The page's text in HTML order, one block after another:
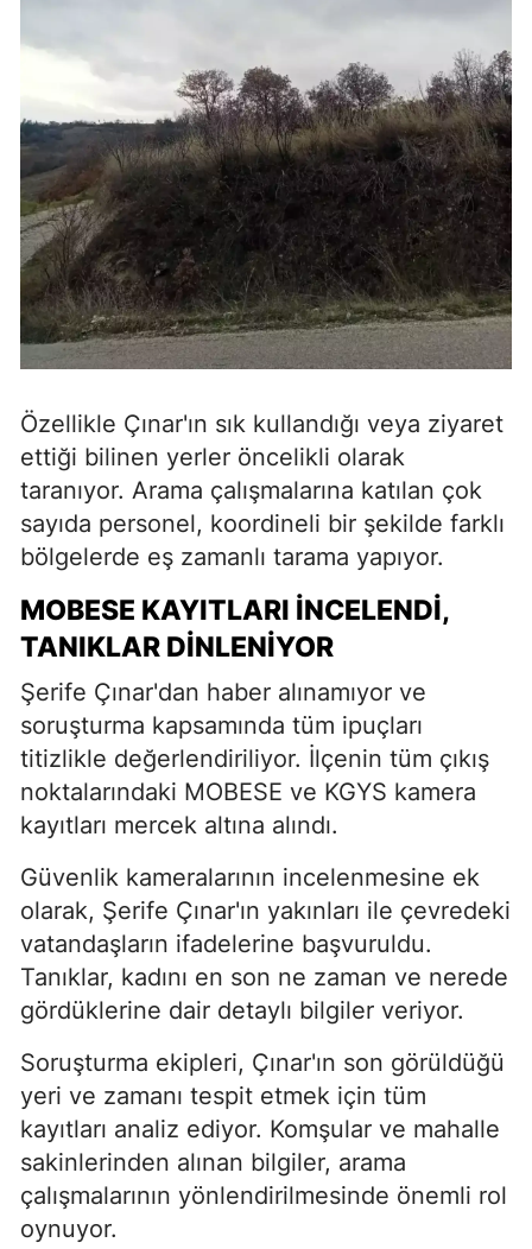
Özellikle Çınar'ın sık kullandığı veya ziyaret
ettiği bilinen yerler öncelikli olarak
taranıyor. Arama çalışmalarına katılan çok
sayıda personel, koordineli bir şekilde farklı
bölgelerde eş zamanlı tarama yapıyor.
MOBESE KAYITLARI İNCELENDİ,
TANIKLAR DİNLENİYOR
Şerife Çınar'dan haber alınamıyor ve
soruşturma kapsamında tüm ipuçları
titizlikle değerlendiriliyor. İlçenin tüm çıkış
noktalarındaki MOBESE ve KGYS kamera
kayıtları mercek altına alındı.
Güvenlik kameralarının incelenmesine ek
olarak, Şerife Çınar'ın yakınları ile çevredeki
vatandaşların ifadelerine başvuruldu.
Tanıklar, kadını en son ne zaman ve nerede
gördüklerine dair detaylı bilgiler veriyor.
Soruşturma ekipleri, Çınar'ın son görüldüğü
yeri ve zamanı tespit etmek için tüm
kayıtları analiz ediyor. Komşular ve mahalle
sakinlerinden alınan bilgiler, arama
çalışmalarının yönlendirilmesinde önemli rol
oynuyor.